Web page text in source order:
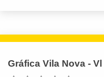
Gráfica Vila Nova -